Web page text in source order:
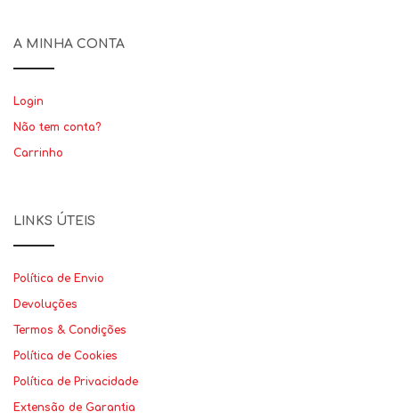
A MINHA CONTA
Login
Não tem conta?
Carrinho
LINKS ÚTEIS
Política de Envio
Devoluções
Termos & Condições
Política de Cookies
Política de Privacidade
Extensão de Garantia